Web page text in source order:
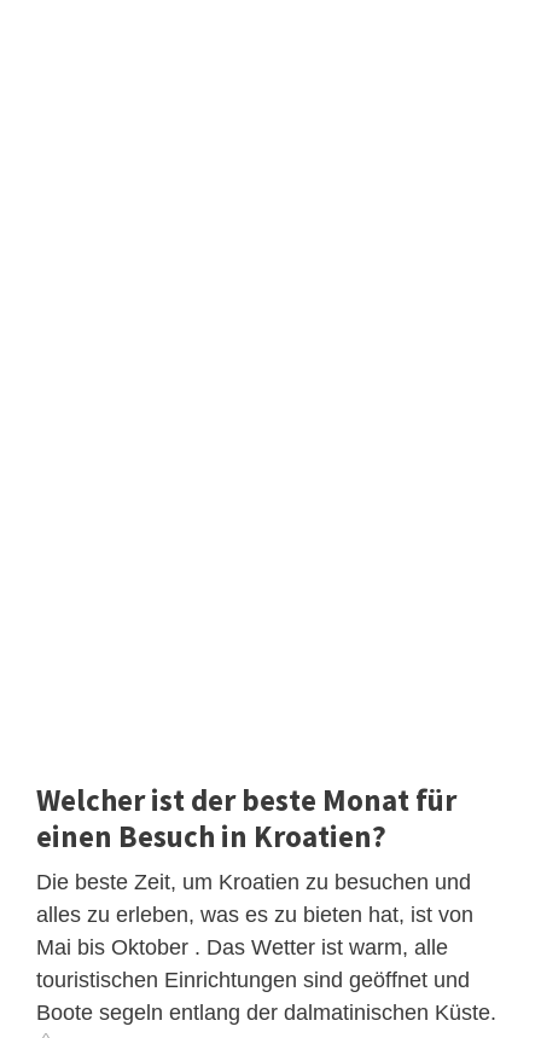
Welcher ist der beste Monat für
einen Besuch in Kroatien?
Die beste Zeit, um Kroatien zu besuchen und
alles zu erleben, was es zu bieten hat, ist von
Mai bis Oktober . Das Wetter ist warm, alle
touristischen Einrichtungen sind geöffnet und
Boote segeln entlang der dalmatinischen Küste.